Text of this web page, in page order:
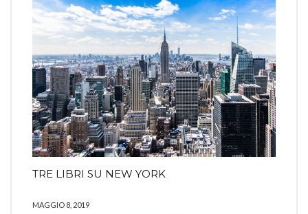
TRE LIBRI SU NEW YORK
MAGGIO 8, 2019